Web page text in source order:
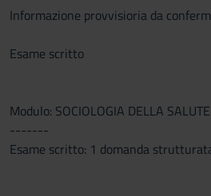
Informazione provvisioria da
Esame scritto
Modulo: SOCIOLOGIA DELLA
-------
Esame scritto: 1 domanda